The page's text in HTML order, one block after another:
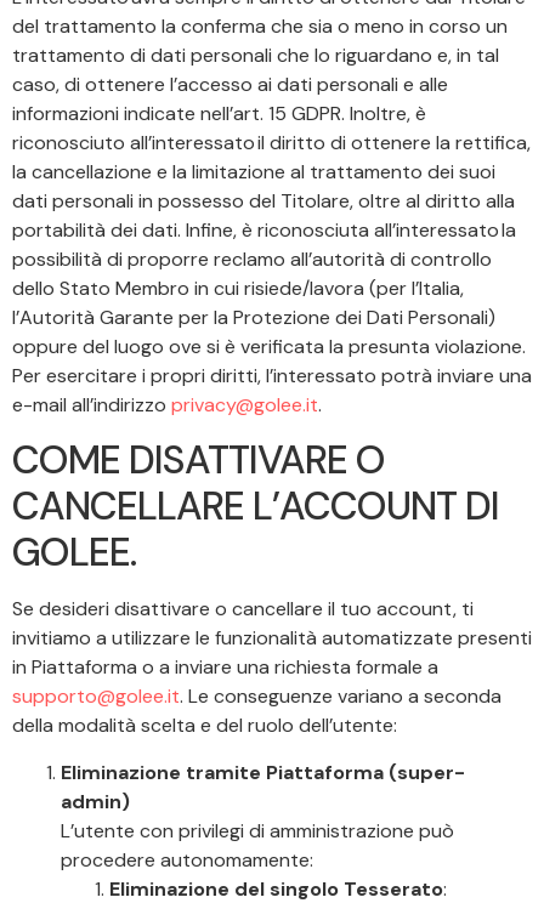
del trattamento la conferma che sia o meno in corso un
trattamento di dati personali che lo riguardano e, in tal
caso, di ottenere l’accesso ai dati personali e alle
informazioni indicate nell’art. 15 GDPR. Inoltre, è
riconosciuto all’interessato il diritto di ottenere la rettifica,
la cancellazione e la limitazione al trattamento dei suoi
dati personali in possesso del Titolare, oltre al diritto alla
portabilità dei dati. Infine, è riconosciuta all’interessato la
possibilità di proporre reclamo all’autorità di controllo
dello Stato Membro in cui risiede/lavora (per l’Italia,
l’Autorità Garante per la Protezione dei Dati Personali)
oppure del luogo ove si è verificata la presunta violazione.
Per esercitare i propri diritti, l’interessato potrà inviare una
e-mail all’indirizzo privacy@golee.it.
COME DISATTIVARE O
CANCELLARE L’ACCOUNT DI
GOLEE.
Se desideri disattivare o cancellare il tuo account, ti
invitiamo a utilizzare le funzionalità automatizzate presenti
in Piattaforma o a inviare una richiesta formale a
supporto@golee.it. Le conseguenze variano a seconda
della modalità scelta e del ruolo dell’utente:
Eliminazione tramite Piattaforma (super-
admin)
L’utente con privilegi di amministrazione può
procedere autonomamente:
Eliminazione del singolo Tesserato: